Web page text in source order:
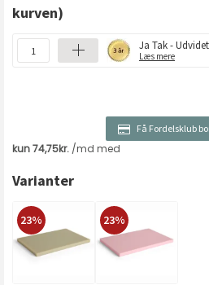
kurven)
Ja Tak -
Læs mere
Få Fordelsklub
Varianter
23% 23%